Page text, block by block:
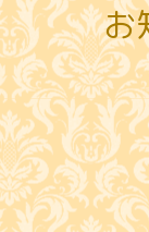
お